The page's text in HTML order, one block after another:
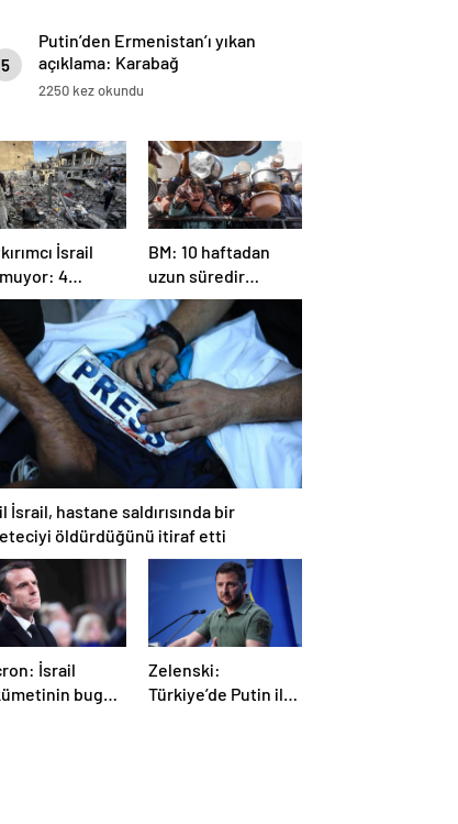
5
Putin’den Ermenistan’ı yıkan
açıklama: Karabağ
Azerbaycan’ın ayrılmaz bir
2250 kez okundu
İsrail
4
öldü, çok
yaralı var
BM: 10 haftadan
uzun süredir
Gazze’ye yiyecek,
ilaç, su, çadır
girmedi
İsrail, hastane saldırısında bir
öldürdüğünü itiraf etti
İsrail
bugün
Zelenski:
Türkiye’de Putin ile